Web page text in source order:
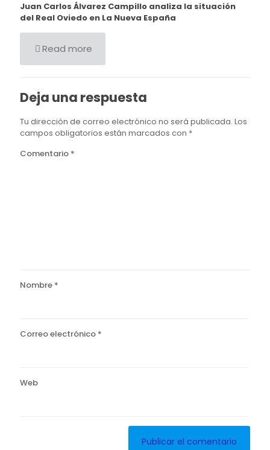
Juan Carlos Álvarez Campillo analiza la situación
del Real Oviedo en La Nueva España
Read more
Deja una respuesta
Tu dirección de correo electrónico no será publicada. Los
campos obligatorios están marcados con *
Comentario *
Nombre *
Correo electrónico *
Web